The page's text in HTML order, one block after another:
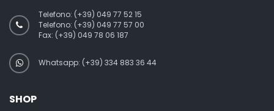
Telefono: (+39) 049 77 52 15
Telefono: (+39) 049 77 57 00
Fax: (+39) 049 78 06 187
Whatsapp: (+39) 334 883 36 44
SHOP